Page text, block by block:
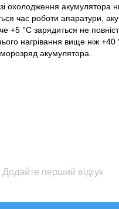
охолодження акумулятора
час роботи апаратури,
+5 °C зарядиться не
нагрівання вище ніж +40
акумулятора.
Додайте перший відгук